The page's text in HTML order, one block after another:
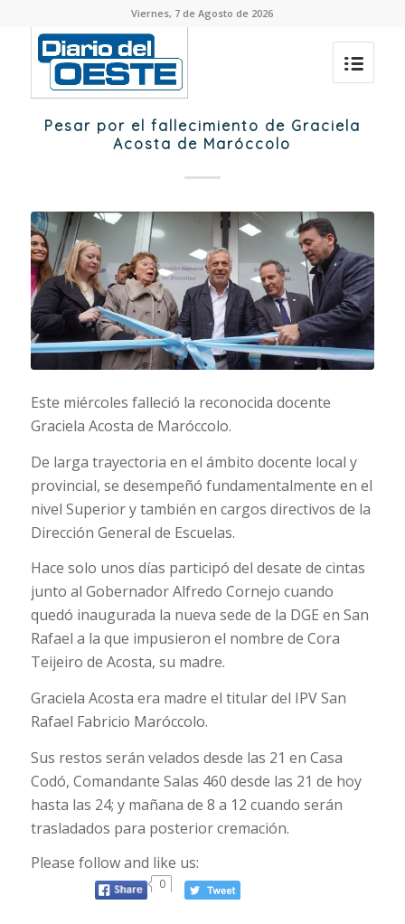
Viernes, 7 de Agosto de 2026
Pesar por el fallecimiento de Graciela
Acosta de Maróccolo
Este miércoles falleció la reconocida docente
Graciela Acosta de Maróccolo.
De larga trayectoria en el ámbito docente local y
provincial, se desempeñó fundamentalmente en el
nivel Superior y también en cargos directivos de la
Dirección General de Escuelas.
Hace solo unos días participó del desate de cintas
junto al Gobernador Alfredo Cornejo cuando
quedó inaugurada la nueva sede de la DGE en San
Rafael a la que impusieron el nombre de Cora
Teijeiro de Acosta, su madre.
Graciela Acosta era madre el titular del IPV San
Rafael Fabricio Maróccolo.
Sus restos serán velados desde las 21 en Casa
Codó, Comandante Salas 460 desde las 21 de hoy
hasta las 24; y mañana de 8 a 12 cuando serán
trasladados para posterior cremación.
Please follow and like us:
0